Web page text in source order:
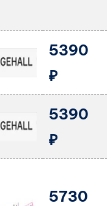
5390
₽
5390
₽
5730